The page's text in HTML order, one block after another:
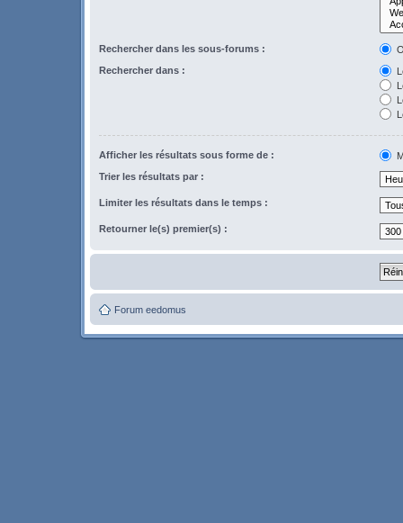
Rechercher dans les sous-forums :
Rechercher dans :
Afficher les résultats sous forme de :
Trier les résultats par :
Limiter les résultats dans le temps :
Retourner le(s) premier(s) :
Forum eedomus